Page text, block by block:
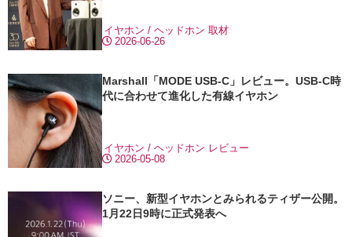
2026-06-26
イヤホン / ヘッドホン 取材
Marshall「MODE USB-C」レビュー。USB-C時
代に合わせて進化した有線イヤホン
2026-05-08
イヤホン / ヘッドホン レビュー
ソニー、新型イヤホンとみられるティザー公開。
1月22日9時に正式発表へ